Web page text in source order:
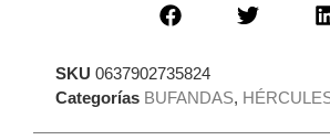
SKU 0637902735824
Categorías BUFANDAS,